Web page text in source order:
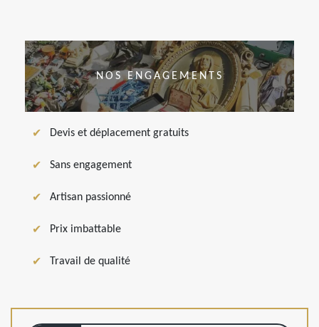
NOS ENGAGEMENTS
Devis et déplacement gratuits
Sans engagement
Artisan passionné
Prix imbattable
Travail de qualité